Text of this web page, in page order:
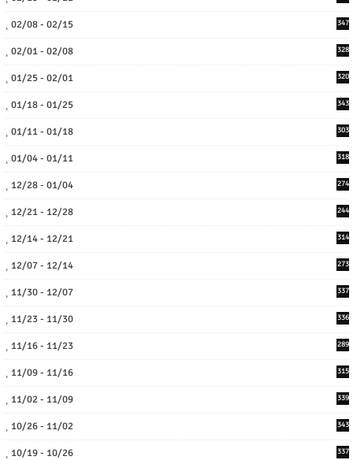
02/08 - 02/15 347
02/01 - 02/08 328
01/25 - 02/01 320
01/18 - 01/25 343
01/11 - 01/18 303
01/04 - 01/11 318
12/28 - 01/04 274
12/21 - 12/28 244
12/14 - 12/21 314
12/07 - 12/14 273
11/30 - 12/07 337
11/23 - 11/30 336
11/16 - 11/23 289
11/09 - 11/16 315
11/02 - 11/09 339
10/26 - 11/02 343
10/19 - 10/26 337